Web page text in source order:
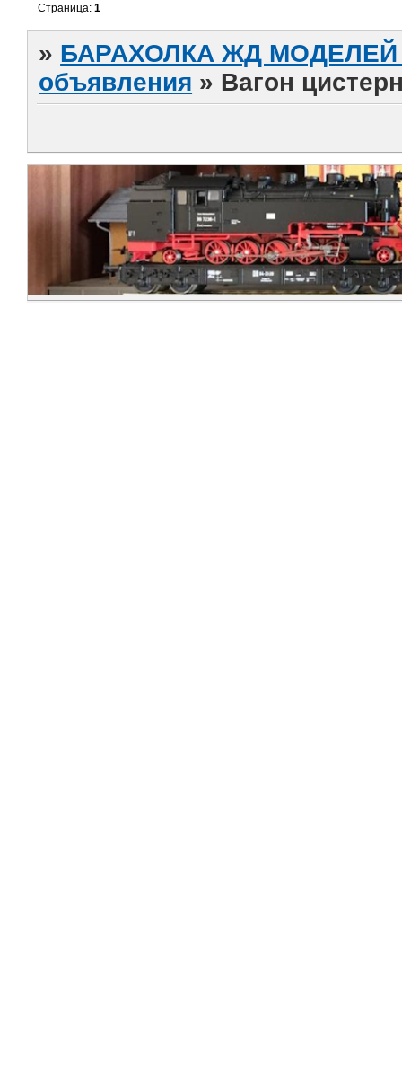
Страница:1
» БАРАХОЛКА ЖД МОДЕЛЕЙ
объявления » Вагон